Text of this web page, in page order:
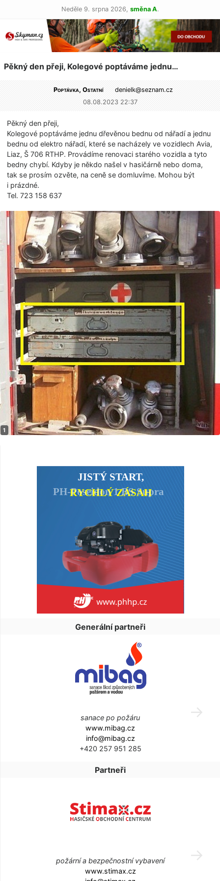
Neděle 9. srpna 2026, směna A.
Pěkný den přeji, Kolegové poptáváme jednu…
Poptávka, Ostatní denielk@seznam.cz
08.08.2023 22:37
Pěkný den přeji,
Kolegové poptáváme jednu dřevěnou bednu od nářadí a jednu
bednu od elektro nářadí, které se nacházely ve vozidlech Avia,
Liaz, Š 706 RTHP. Provádíme renovaci starého vozidla a tyto
bedny chybí. Kdyby je někdo našel v hasičárně nebo doma,
tak se prosím ozvěte, na ceně se domluvíme. Mohou být
i prázdné.
Tel. 723 158 637
Generální partneři
sanace po požáru
www.mibag.cz
info@mibag.cz
+420 257 951 285
Partneři
požární a bezpečnostní vybavení
www.stimax.cz